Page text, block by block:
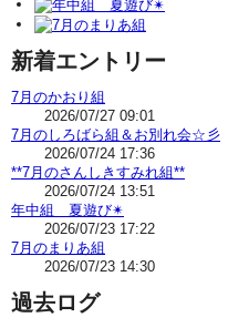
新着エントリー
7月のかおり組
2026/07/27 09:01
7月のしろばら組＆お別れ会☆彡
2026/07/24 17:36
**7月のさんしきすみれ組**
2026/07/24 13:51
年中組 夏遊び✴
2026/07/23 17:22
7月のまりあ組
2026/07/23 14:30
過去ログ